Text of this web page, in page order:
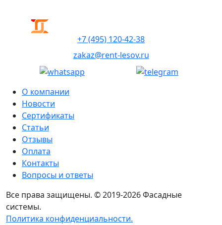
+7 (495) 120-42-38
zakaz@rent-lesov.ru
О компании
Новости
Сертификаты
Статьи
Отзывы
Оплата
Контакты
Вопросы и ответы
Все права защищены. © 2019-2026 Фасадные
системы.
Политика конфиденциальности.